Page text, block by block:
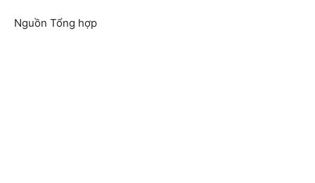
Nguồn Tổng hợp